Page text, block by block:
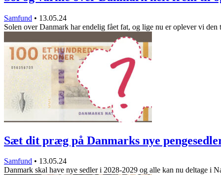
Samfund • 13.05.24
Solen over Danmark har endelig fået fat, og lige nu er oplever vi
Sæt dit præg på Danmarks nye
Samfund • 13.05.24
Danmark skal have nye sedler i 2028-2029 og alle kan nu deltage i